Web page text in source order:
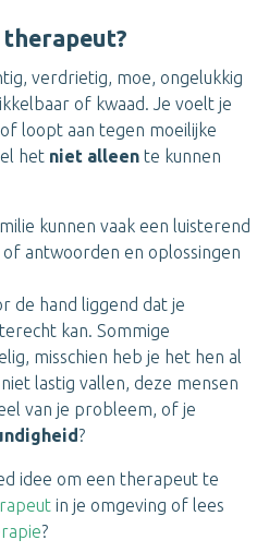
therapeut?
verdrietig, moe, ongelukkig
of kwaad. Je voelt je
loopt aan tegen moeilijke
het niet alleen te kunnen
kunnen vaak een luisterend
antwoorden en oplossingen
de hand liggend dat je
terecht kan. Sommige
misschien heb je het hen al
lastig vallen, deze mensen
van je probleem, of je
?
idee om een therapeut te
in je omgeving of lees
?